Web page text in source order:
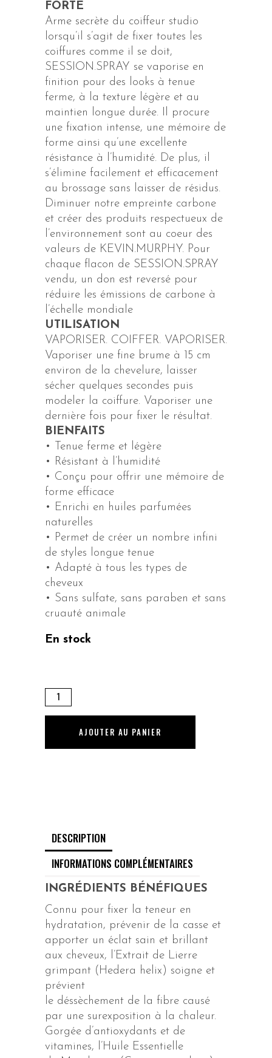
FORTE
Arme secrète du coiffeur studio
lorsqu’il s’agit de fixer toutes les
coiffures comme il se doit,
SESSION.SPRAY se vaporise en
finition pour des looks à tenue
ferme, à la texture légère et au
maintien longue durée. Il procure
une fixation intense, une mémoire de
forme ainsi qu’une excellente
résistance à l’humidité. De plus, il
s’élimine facilement et efficacement
au brossage sans laisser de résidus.
Diminuer notre empreinte carbone
et créer des produits respectueux de
l’environnement sont au coeur des
valeurs de KEVIN.MURPHY. Pour
chaque flacon de SESSION.SPRAY
vendu, un don est reversé pour
réduire les émissions de carbone à
l’échelle mondiale
UTILISATION
VAPORISER. COIFFER. VAPORISER.
Vaporiser une fine brume à 15 cm
environ de la chevelure, laisser
sécher quelques secondes puis
modeler la coiffure. Vaporiser une
dernière fois pour fixer le résultat.
BIENFAITS
• Tenue ferme et légère
• Résistant à l’humidité
• Conçu pour offrir une mémoire de
forme efficace
• Enrichi en huiles parfumées
naturelles
• Permet de créer un nombre infini
de styles longue tenue
• Adapté à tous les types de
cheveux
• Sans sulfate, sans paraben et sans
cruauté animale
En stock
SESSION.SPRAY
AJOUTER AU PANIER
DESCRIPTION
INFORMATIONS COMPLÉMENTAIRES
INGRÉDIENTS BÉNÉFIQUES
Connu pour fixer la teneur en
hydratation, prévenir de la casse et
apporter un éclat sain et brillant
aux cheveux, l’Extrait de Lierre
grimpant (Hedera helix) soigne et
prévient
le déssèchement de la fibre causé
par une surexposition à la chaleur.
Gorgée d’antioxydants et de
vitamines, l’Huile Essentielle